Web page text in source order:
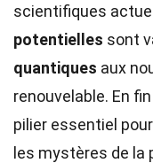
scientifiques
potentielles sont
quantiques aux
renouvelable. En
pilier essentiel
les mystères de la